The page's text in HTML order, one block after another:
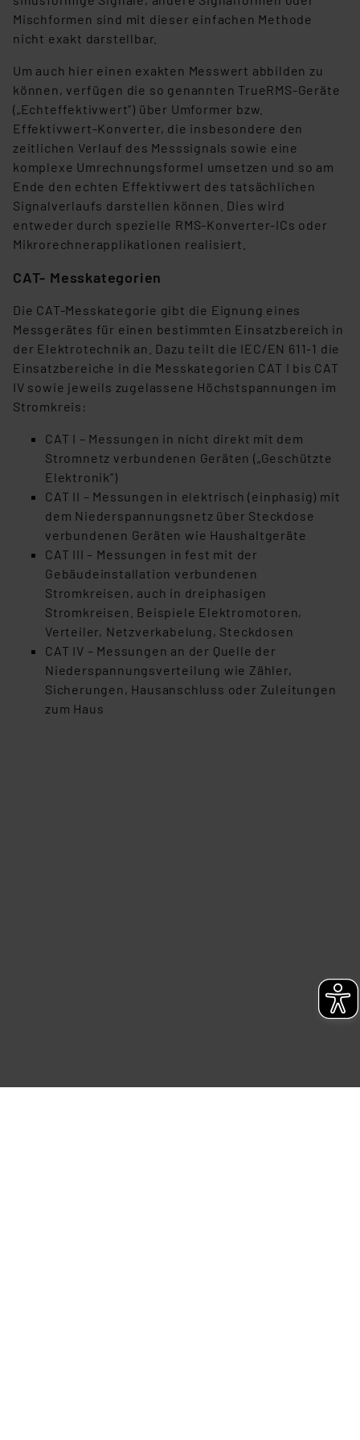
unberührt. Ihre Browser-Einstellungen können dazu
führen, dass die Einstellungen nicht längerfristig
angezeigt wird.
„Einige Drittanbieter verarbeiten personenbezogene
Daten in den USA. Ihre Einwilligung zur Einbindung von
Cookies dieser Drittanbieter umfasst daher ggf. auch
die Verarbeitung Ihrer Daten in den USA gemäß Art. 49
(1) lit. a DSGVO. Nähere Infos zu diesen Drittanbietern
und zu der jeweiligen Datenübermittlung erhalten Sie in
der Datenschutzerklärung. Für die USA besteht kein
Angemessenheitsbeschluss der EU. Dies bedeutet,
dass die USA als Land mit unzureichendem
Datenschutz nach EU-Standards eingestuft wird. So
besteht etwa das Risiko, dass US-Behörden
personenbezogene Daten in
Überwachungsprogrammen verarbeiten, ohne dass
hiergegen Klagemöglichkeiten für Europäer bestehen.
Unsere Kooperation mit diesen Dienstleistern stützt
sich auf die Standarddatenschutzklauseln der
Beurteilung der mit der Datenübermittlung,
insbesondere der Art der übermittelten Daten,
verbundenen Risiken.“
Impressum|Datenschutzerklärung
Mischformen sind mit dieser einfachen Methode
nicht exakt darstellbar.
Um auch hier einen exakten Messwert abbilden zu
können, verfügen die so genannten TrueRMS-Geräte
(„Echteffektivwert”) über Umformer bzw.
Effektivwert-Konverter, die insbesondere den
zeitlichen Verlauf des Messsignals sowie eine
komplexe Umrechnungsformel umsetzen und so am
Ende den echten Effektivwert des tatsächlichen
Signalverlaufs darstellen können. Dies wird
entweder durch spezielle RMS-Konverter-ICs oder
Mikrorechnerapplikationen realisiert.
CAT- Messkategorien
Die CAT-Messkategorie gibt die Eignung eines
Messgerätes für einen bestimmten Einsatzbereich in
der Elektrotechnik an. Dazu teilt die IEC/EN 611-1 die
Einsatzbereiche in die Messkategorien CAT I bis CAT
IV sowie jeweils zugelassene Höchstspannungen im
Stromkreis:
CAT I – Messungen in nicht direkt mit dem
Stromnetz verbundenen Geräten („Geschützte
Elektronik”)
CAT II – Messungen in elektrisch (einphasig) mit
dem Niederspannungsnetz über Steckdose
verbundenen Geräten wie Haushaltgeräte
CAT III – Messungen in fest mit der
Gebäudeinstallation verbundenen
Stromkreisen, auch in dreiphasigen
Stromkreisen. Beispiele Elektromotoren,
Verteiler, Netzverkabelung, Steckdosen
CAT IV – Messungen an der Quelle der
Niederspannungsverteilung wie Zähler,
Sicherungen, Hausanschluss oder Zuleitungen
zum Haus